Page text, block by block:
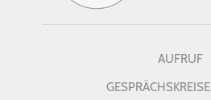
AUFRUF